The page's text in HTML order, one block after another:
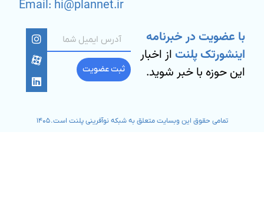
Email: hi@plannet.ir
با عضویت در خبرنامه
اینشورتک پلنتاز اخبار
این حوزه با خبر شوید.
ثبت عضویت
تمامی حقوق این وبسایت متعلق به شبکه نوآفرینی پلنت است. ۱۴۰۵